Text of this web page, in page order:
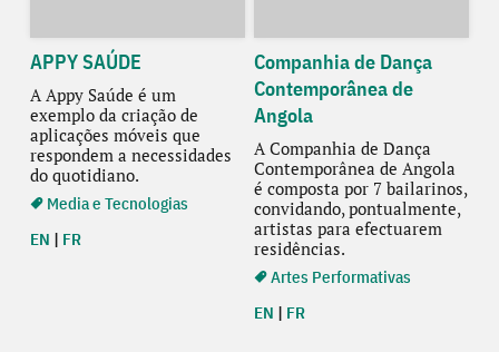
APPY SAÚDE
A Appy Saúde é um
exemplo da criação de
aplicações móveis que
respondem a necessidades
do quotidiano.
Media e Tecnologias
EN | FR
Companhia de Dança
Contemporânea de
Angola
A Companhia de Dança
Contemporânea de Angola
é composta por 7 bailarinos,
convidando, pontualmente,
artistas para efectuarem
residências.
Artes Performativas
EN | FR